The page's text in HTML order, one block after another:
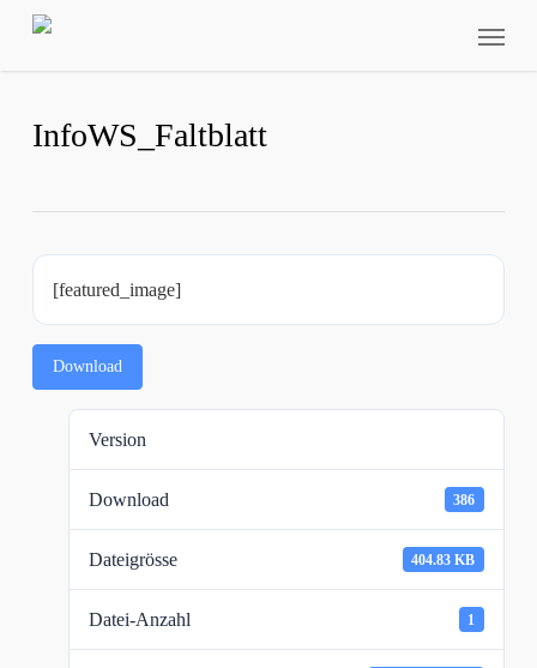
Skip
InfoWS_Faltblatt
[featured_image]
Download
Version
Download 386
Dateigrösse 404.83 KB
Datei-Anzahl 1